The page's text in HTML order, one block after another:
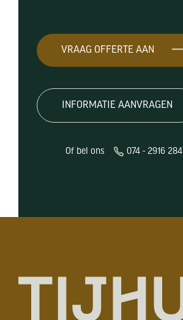
VRAAG OFFERTE AAN
INFORMATIE AANVRAGEN
Of bel ons 074 - 2916 284